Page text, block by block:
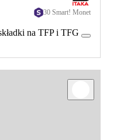
30 Smart! Monet
na TFP i TFG